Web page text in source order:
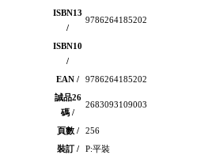
ISBN13
/
9786264185202
ISBN10
/
EAN /
9786264185202
誠品26
碼 /
2683093109003
頁數 /
256
裝訂 /
P:平裝